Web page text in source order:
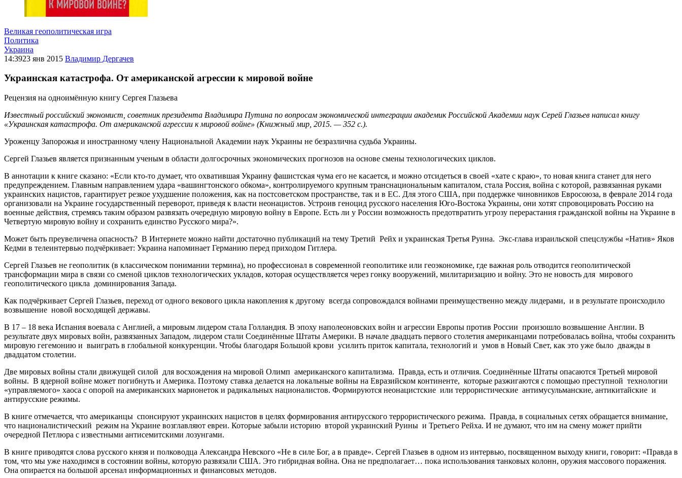
Великая геополитическая игра
Политика
Украина
14:3923 янв 2015 Владимир Дергачев
Украинская катастрофа. От американской агрессии к мировой войне
Рецензия на одноимённую книгу Сергея Глазьева
Известный российский экономист, советник президента Владимира Путина по вопросам экономической интеграции академик Российской Академии наук Серей Глазьев написал книгу
«Украинская катастрофа. От американской агрессии к мировой войне» (Книжный мир, 2015. — 352 с.).
Уроженцу Запорожья и иностранному члену Национальной Академии наук Украины не безразлична судьба Украины.
Сергей Глазьев является признанным ученым в области долгосрочных экономических прогнозов на основе смены технологических циклов.
В аннотации к книге сказано: «Если кто-то думает, что охватившая Украину фашистская чума его не касается, и можно отсидеться в своей «хате с краю», то новая книга станет для него
предупреждением. Главным направлением удара «вашингтонского обкома», контролируемого крупным транснациональным капиталом, стала Россия, война с которой, развязанная руками
украинских нацистов, гарантирует резкое ухудшение положения, как на постсоветском пространстве, так и в ЕС. Для этого США, при поддержке чиновников Евросоюза, в феврале 2014 года
организовали на Украине государственный переворот, приведя к власти неонацистов. Устроив геноцид русского населения Юго-Востока Украины, они хотят спровоцировать Россию на
военные действия, стремясь таким образом развязать очередную мировую войну в Европе. Есть ли у России возможность предотвратить угрозу перерастания гражданской войны на Украине в
Четвертую мировую войну и сохранить единство Русского мира?».
Может быть преувеличена опасность? В Интернете можно найти достаточно публикаций на тему Третий Рейх и украинская Третья Руина. Экс-глава израильской спецслужбы «Натив» Яков
Кедми в телеинтервью подчёркивает: Украина напоминает Германию перед приходом Гитлера.
Сергей Глазьев не геополитик (в классическом понимании термина), но профессионал в современной геополитике или геоэкономике, где важная роль отводится геополитической
трансформации мира в связи со сменой циклов технологических укладов, которая осуществляется через гонку вооружений, милитаризацию и войну. Это не новость для мирового
геополитического цикла доминирования Запада.
Как подчёркивает Сергей Глазьев, переход от одного векового цикла накопления к другому всегда сопровождался войнами преимущественно между лидерами, и в результате происходило
возвышение новой восходящей державы.
В 17 – 18 века Испания воевала с Англией, а мировым лидером стала Голландия. В эпоху наполеоновских войн и агрессии Европы против России произошло возвышение Англии. В
результате двух мировых войн, развязанных Западом, лидером стали Соединённые Штаты Америки. В начале двадцать первого столетия американцами потребовалась война, чтобы сохранить
мировую гегемонию и выиграть в глобальной конкуренции. Чтобы благодаря Большой крови усилить приток капитала, технологий и умов в Новый Свет, как это уже было дважды в
двадцатом столетии.
Две мировых войны стали движущей силой для восхождения на мировой Олимп американского капитализма. Правда, есть и отличия. Соединённые Штаты опасаются Третьей мировой
войны. В ядерной войне может погибнуть и Америка. Поэтому ставка делается на локальные войны на Евразийском континенте, которые разжигаются с помощью преступной технологии
«управляемого» хаоса с опорой на американских марионеток и радикальных националистов. Формируются неонацистские или террористические антимусульманские, антикитайские и
антирусские режимы.
В книге отмечается, что американцы спонсируют украинских нацистов в целях формирования антирусского террористического режима. Правда, в социальных сетях обращается внимание,
что националистический режим на Украине возглавляют евреи. Которые забыли историю второй украинский Руины и Третьего Рейха. И не думают, что им на смену может прийти
очередной Петлюра с известными антисемитскими лозунгами.
В книге приводятся слова русского князя и полководца Александра Невского «Не в силе Бог, а в правде». Сергей Глазьев в одном из интервью, посвященном выходу книги, говорит: «Правда в
том, что мы уже находимся в состоянии войны, которую развязали США. Это гибридная война. Она не предполагает… пока использования танковых колонн, оружия массового поражения.
Она опирается на большой арсенал информационных и финансовых методов.